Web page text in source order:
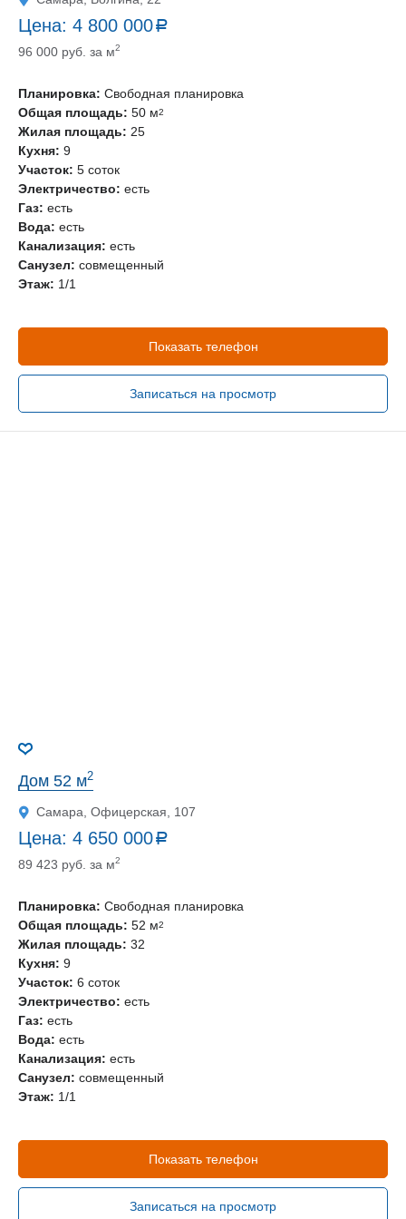
Цена: 4 800 000 a
руб.
96 000 руб. за м2
Планировка: Свободная планировка
Общая площадь: 50 м2
Жилая площадь: 25
Кухня: 9
Участок: 5 соток
Электричество: есть
Газ: есть
Вода: есть
Канализация: есть
Санузел: совмещенный
Этаж: 1/1
Показать телефон
Записаться на просмотр
Дом 52 м2
Самара, Офицерская, 107
Цена: 4 650 000 a
руб.
89 423 руб. за м2
Планировка: Свободная планировка
Общая площадь: 52 м2
Жилая площадь: 32
Кухня: 9
Участок: 6 соток
Электричество: есть
Газ: есть
Вода: есть
Канализация: есть
Санузел: совмещенный
Этаж: 1/1
Показать телефон
Записаться на просмотр